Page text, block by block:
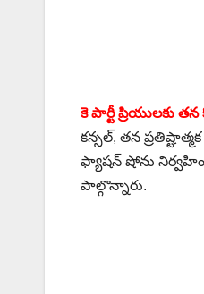
కె పార్టీ ప్రియులకు
కన్సల్, తన
ఫ్యాషన్ షోను
పాల్గొన్నారు.